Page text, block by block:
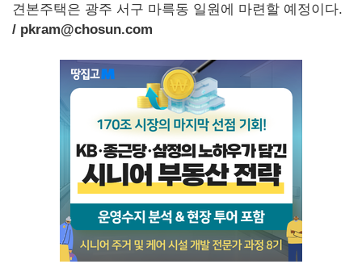
견본주택은 광주 서구 마륵동 일원에 마련할 예정이다.
/ pkram@chosun.com